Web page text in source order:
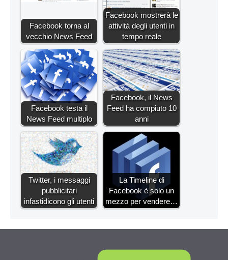
Facebook torna al
vecchio News Feed
Facebook mostrerà le
attività degli utenti in
tempo reale
Facebook testa il
News Feed multiplo
Facebook, il News
Feed ha compiuto 10
anni
Twitter, i messaggi
pubblicitari
infastidicono gli utenti
La Timeline di
Facebook è solo un
mezzo per vendere…